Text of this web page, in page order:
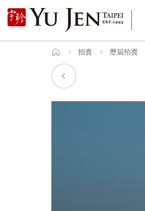
宇
珍
首
頁
拍賣 歷屆拍賣